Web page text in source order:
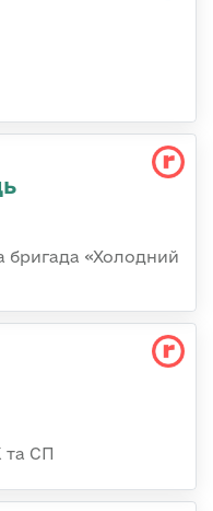
бригада «Холодний
та СП